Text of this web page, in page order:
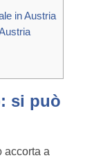
in Austria
si può
accorta a